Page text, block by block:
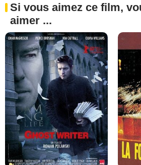
Si vous aimez ce film,
aimer ...